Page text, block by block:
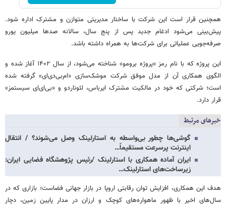
همچنین قرار است این شرکت با ساختار مدیریتی متوازن و مشترک اداره شود.
پیش‌بینی می‌شود ادغام جدید پس از پنج سال، سالانه صدها میلیون یورو
صرفه‌جویی عملیاتی برای شرکت‌ها به همراه داشته باشد.
این پروژه که با نام رمز «پروژه برومو» شناخته می‌شود، از سال ۱۴۰۲ آغاز شده و
الگوی همکاری آن از مدل موفق شرکت موشک‌سازی «ام‌بی‌دی‌ای» گرفته شده
است؛ شرکتی که خود در مالکیت مشترک ایرباس، لئوناردو و «بی‌ای‌ای سیستمز»
قرار دارد.
خبرهای مرتبط
گوشی‌ها چطور بی‌واسطه به استارلینک وصل می‌شوند؟ / انتقال
اینترنت پرسرعت مستقیماً…
ایران آماده همکاری با استارلینک /رئیس پژوهشگاه فضایی ایران:
زیرساخت‌های استارلینک…
هدف این همکاری، افزایش توان رقابتی اروپا در بازار جهانی فضاست؛ بازاری که در
سال‌های اخیر با ظهور ماهواره‌های کوچک و ارزان در مدار پایین زمین، دچار